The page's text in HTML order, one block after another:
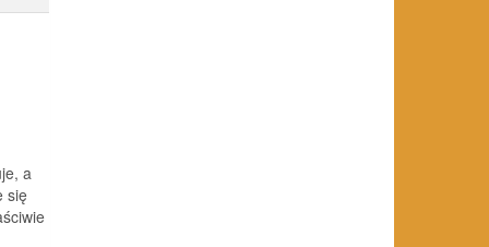
a
się